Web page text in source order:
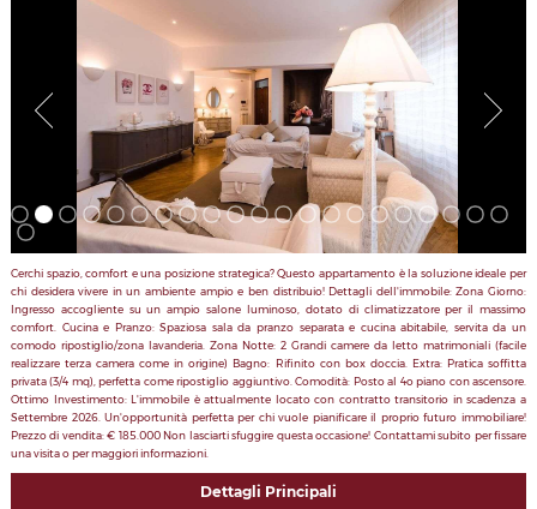
Cerchi spazio, comfort e una posizione strategica? Questo appartamento è la soluzione ideale per
chi desidera vivere in un ambiente ampio e ben distribuio! Dettagli dell'immobile: Zona Giorno:
Ingresso accogliente su un ampio salone luminoso, dotato di climatizzatore per il massimo
comfort. Cucina e Pranzo: Spaziosa sala da pranzo separata e cucina abitabile, servita da un
comodo ripostiglio/zona lavanderia. Zona Notte: 2 Grandi camere da letto matrimoniali (facile
realizzare terza camera come in origine) Bagno: Rifinito con box doccia. Extra: Pratica soffitta
privata (3/4 mq), perfetta come ripostiglio aggiuntivo. Comodità: Posto al 4o piano con ascensore.
Ottimo Investimento: L'immobile è attualmente locato con contratto transitorio in scadenza a
Settembre 2026. Un'opportunità perfetta per chi vuole pianificare il proprio futuro immobiliare!
Prezzo di vendita: € 185.000 Non lasciarti sfuggire questa occasione! Contattami subito per fissare
una visita o per maggiori informazioni.
Dettagli Principali